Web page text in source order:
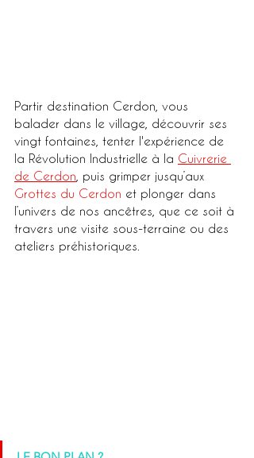
Partir destination Cerdon, vous
balader dans le village, découvrir ses
vingt fontaines, tenter l'expérience de
la Révolution Industrielle à la Cuivrerie
de Cerdon , puis grimper jusqu’aux
Grottes du Cerdon et plonger dans
l’univers de nos ancêtres, que ce soit à
travers une visite sous-terraine ou des
ateliers préhistoriques.